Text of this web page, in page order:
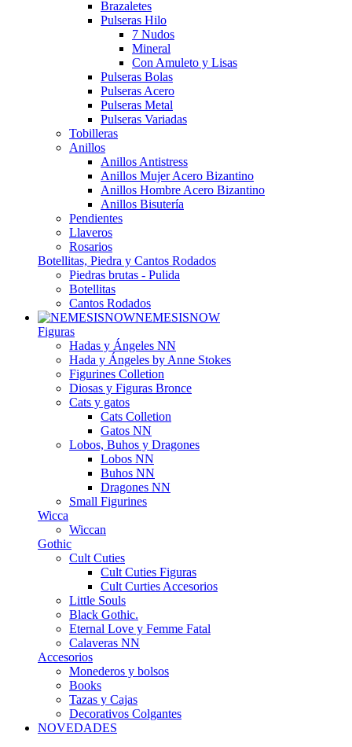
Brazaletes
Pulseras Hilo
7 Nudos
Mineral
Con Amuleto y Lisas
Pulseras Bolas
Pulseras Acero
Pulseras Metal
Pulseras Variadas
Tobilleras
Anillos
Anillos Antistress
Anillos Mujer Acero Bizantino
Anillos Hombre Acero Bizantino
Anillos Bisutería
Pendientes
Llaveros
Rosarios
Botellitas, Piedra y Cantos Rodados
Piedras brutas - Pulida
Botellitas
Cantos Rodados
NEMESISNOW
Figuras
Hadas y Ángeles NN
Hada y Ángeles by Anne Stokes
Figurines Colletion
Diosas y Figuras Bronce
Cats y gatos
Cats Colletion
Gatos NN
Lobos, Buhos y Dragones
Lobos NN
Buhos NN
Dragones NN
Small Figurines
Wicca
Wiccan
Gothic
Cult Cuties
Cult Cuties Figuras
Cult Curties Accesorios
Little Souls
Black Gothic.
Eternal Love y Femme Fatal
Calaveras NN
Accesorios
Monederos y bolsos
Books
Tazas y Cajas
Decorativos Colgantes
NOVEDADES